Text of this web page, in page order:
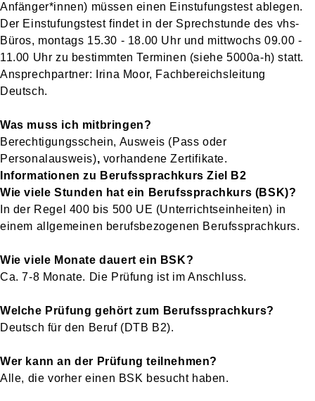
Anfänger*innen) müssen einen Einstufungstest ablegen.
Der Einstufungstest findet in der Sprechstunde des vhs-
Büros, montags 15.30 - 18.00 Uhr und mittwochs 09.00 -
11.00 Uhr zu bestimmten Terminen (siehe 5000a-h) statt.
Ansprechpartner: Irina Moor, Fachbereichsleitung
Deutsch.
Was muss ich mitbringen?
Berechtigungsschein, Ausweis (Pass oder
Personalausweis), vorhandene Zertifikate.
Informationen zu Berufssprachkurs Ziel B2
Wie viele Stunden hat ein Berufssprachkurs (BSK)?
In der Regel 400 bis 500 UE (Unterrichtseinheiten) in
einem allgemeinen berufsbezogenen Berufssprachkurs.
Wie viele Monate dauert ein BSK?
Ca. 7-8 Monate. Die Prüfung ist im Anschluss.
Welche Prüfung gehört zum Berufssprachkurs?
Deutsch für den Beruf (DTB B2).
Wer kann an der Prüfung teilnehmen?
Alle, die vorher einen BSK besucht haben.